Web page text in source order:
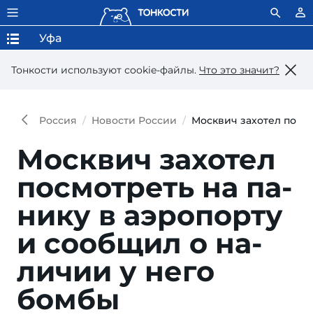
Тонкости используют сookie-файлы. Что это значит?
Уфа
Россия Новости России Москвич захотел
Москвич захотел
по­смо­треть на па­
ни­ку в аэро­пор­ту
и сооб­щил о на­
ли­чии у не­го
бомбы